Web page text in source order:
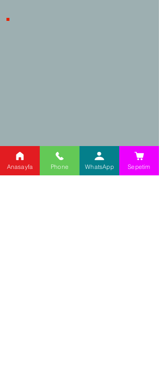
Adres:
Şehit Cahar Dudayev
Kargo Takip
Anasayfa Phone WhatsApp Sepetim